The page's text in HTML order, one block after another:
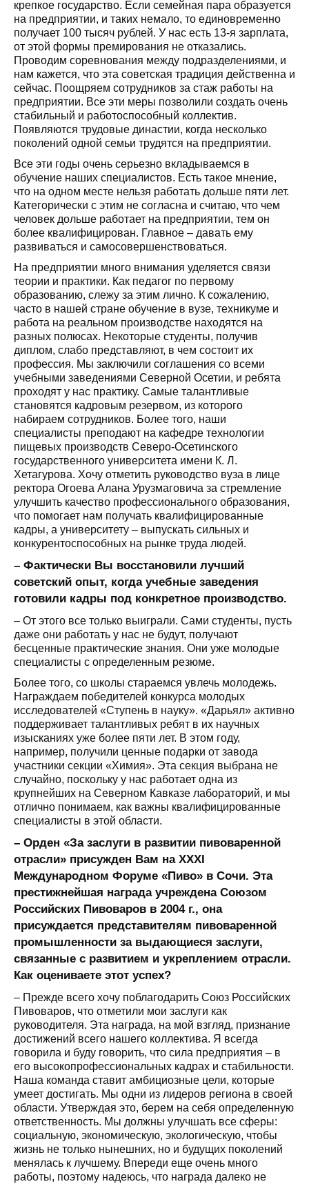
крепкое государство. Если семейная пара образуется
на предприятии, и таких немало, то единовременно
получает 100 тысяч рублей. У нас есть 13-я зарплата,
от этой формы премирования не отказались.
Проводим соревнования между подразделениями, и
нам кажется, что эта советская традиция действенна и
сейчас. Поощряем сотрудников за стаж работы на
предприятии. Все эти меры позволили создать очень
стабильный и работоспособный коллектив.
Появляются трудовые династии, когда несколько
поколений одной семьи трудятся на предприятии.
Все эти годы очень серьезно вкладываемся в
обучение наших специалистов. Есть такое мнение,
что на одном месте нельзя работать дольше пяти лет.
Категорически с этим не согласна и считаю, что чем
человек дольше работает на предприятии, тем он
более квалифицирован. Главное – давать ему
развиваться и самосовершенствоваться.
На предприятии много внимания уделяется связи
теории и практики. Как педагог по первому
образованию, слежу за этим лично. К сожалению,
часто в нашей стране обучение в вузе, техникуме и
работа на реальном производстве находятся на
разных полюсах. Некоторые студенты, получив
диплом, слабо представляют, в чем состоит их
профессия. Мы заключили соглашения со всеми
учебными заведениями Северной Осетии, и ребята
проходят у нас практику. Самые талантливые
становятся кадровым резервом, из которого
набираем сотрудников. Более того, наши
специалисты преподают на кафедре технологии
пищевых производств Северо-Осетинского
государственного университета имени К. Л.
Хетагурова. Хочу отметить руководство вуза в лице
ректора Огоева Алана Урузмаговича за стремление
улучшить качество профессионального образования,
что помогает нам получать квалифицированные
кадры, а университету – выпускать сильных и
конкурентоспособных на рынке труда людей.
– Фактически Вы восстановили лучший
советский опыт, когда учебные заведения
готовили кадры под конкретное производство.
– От этого все только выиграли. Сами студенты, пусть
даже они работать у нас не будут, получают
бесценные практические знания. Они уже молодые
специалисты с определенным резюме.
Более того, со школы стараемся увлечь молодежь.
Награждаем победителей конкурса молодых
исследователей «Ступень в науку». «Дарьял» активно
поддерживает талантливых ребят в их научных
изысканиях уже более пяти лет. В этом году,
например, получили ценные подарки от завода
участники секции «Химия». Эта секция выбрана не
случайно, поскольку у нас работает одна из
крупнейших на Северном Кавказе лабораторий, и мы
отлично понимаем, как важны квалифицированные
специалисты в этой области.
– Орден «За заслуги в развитии пивоваренной
отрасли» присужден Вам на XXXI
Международном Форуме «Пиво» в Сочи. Эта
престижнейшая награда учреждена Союзом
Российских Пивоваров в 2004 г., она
присуждается представителям пивоваренной
промышленности за выдающиеся заслуги,
связанные с развитием и укреплением отрасли.
Как оцениваете этот успех?
– Прежде всего хочу поблагодарить Союз Российских
Пивоваров, что отметили мои заслуги как
руководителя. Эта награда, на мой взгляд, признание
достижений всего нашего коллектива. Я всегда
говорила и буду говорить, что сила предприятия – в
его высокопрофессиональных кадрах и стабильности.
Наша команда ставит амбициозные цели, которые
умеет достигать. Мы одни из лидеров региона в своей
области. Утверждая это, берем на себя определенную
ответственность. Мы должны улучшать все сферы:
социальную, экономическую, экологическую, чтобы
жизнь не только нынешних, но и будущих поколений
менялась к лучшему. Впереди еще очень много
работы, поэтому надеюсь, что награда далеко не